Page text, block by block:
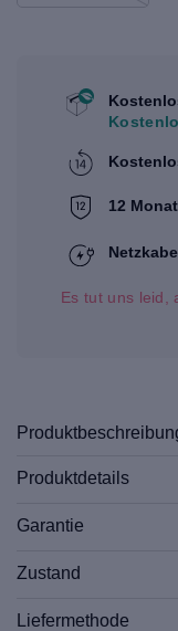
12
Es tut uns leid,
Produktdetails
Garantie
Zustand
Liefermethode